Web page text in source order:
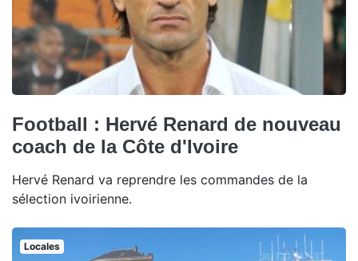
Football : Hervé Renard de nouveau
coach de la Côte d'Ivoire
Hervé Renard va reprendre les commandes de la
sélection ivoirienne.
Locales